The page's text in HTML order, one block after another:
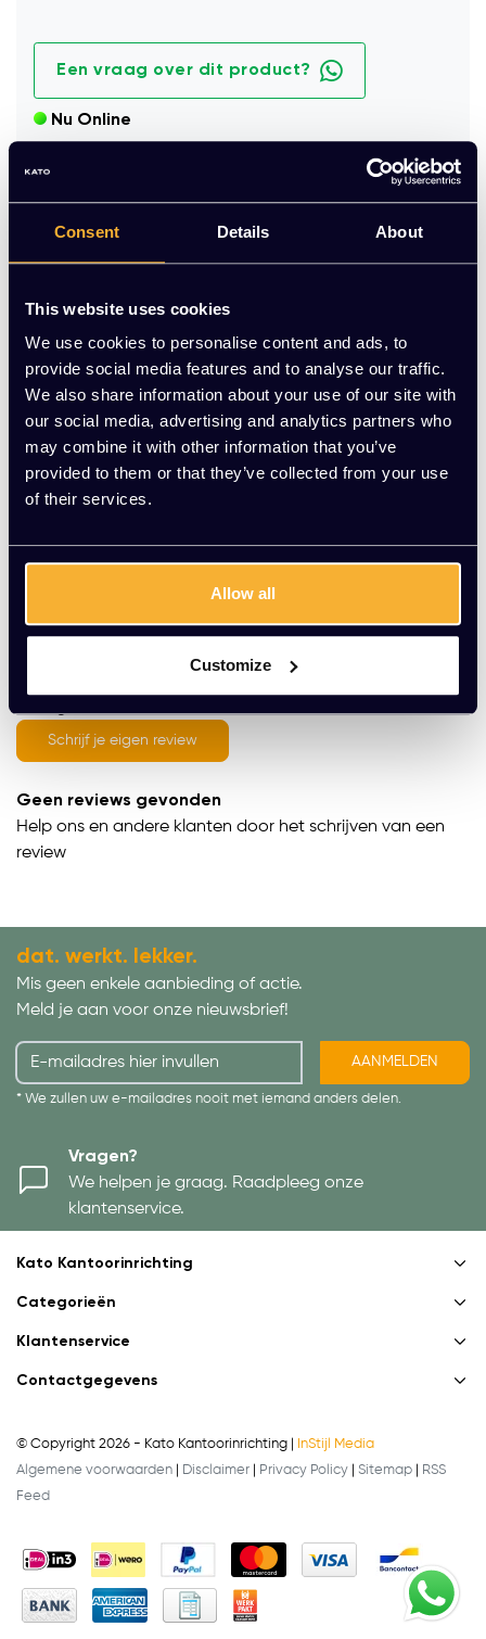
Consent Details About
This website uses cookies
We use cookies to personalise content and ads, to
provide social media features and to analyse our traffic.
We also share information about your use of our site with
our social media, advertising and analytics partners who
may combine it with other information that you’ve
provided to them or that they’ve collected from your use
of their services.
Allow all
Customize
Een vraag over dit product?
Nu Online
Draaibare vergaderstoel in groen met zachte bouclé stof en
Op voorraad
Toevoegen aan winkelwagen
Vraag jouw persoonlijke aanbieding aan
Gratis montage
Vrijblijvende offerte
Wat onze klanten zeggen
Schrijf je eigen review
Geen reviews gevonden
Help ons en andere klanten door het schrijven van een
review
dat. werkt. lekker.
Mis geen enkele aanbieding of actie.
Meld je aan voor onze nieuwsbrief!
AANMELDEN
* We zullen uw e-mailadres nooit met iemand anders delen.
Vragen?
We helpen je graag. Raadpleeg onze
klantenservice.
Kato Kantoorinrichting
Categorieën
Klantenservice
Contactgegevens
© Copyright 2026 - Kato Kantoorinrichting |
InStijl Media
Algemene voorwaarden
Disclaimer Privacy Policy Sitemap
RSS
Feed